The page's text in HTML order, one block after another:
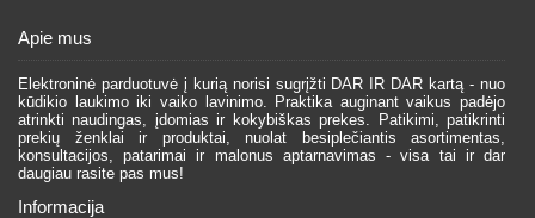
Apie mus
Elektroninė parduotuvė į kurią norisi sugrįžti DAR IR DAR kartą - nuo
kūdikio laukimo iki vaiko lavinimo. Praktika auginant vaikus padėjo
atrinkti naudingas, įdomias ir kokybiškas prekes. Patikimi, patikrinti
prekių ženklai ir produktai, nuolat besiplečiantis asortimentas,
konsultacijos, patarimai ir malonus aptarnavimas - visa tai ir dar
daugiau rasite pas mus!
Informacija